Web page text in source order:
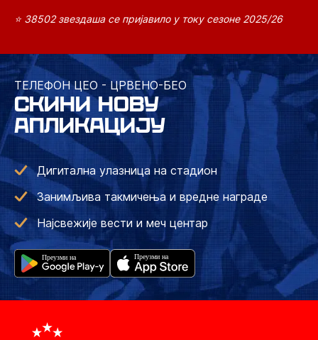
⭐ 38502 звездаша се пријавило у току сезоне 2025/26
ТЕЛЕФОН ЦЕО - ЦРВЕНО-БЕО
СКИНИ НОВУ
АПЛИКАЦИЈУ
Дигитална улазница на стадион
Занимљива такмичења и вредне награде
Најсвежије вести и меч центар